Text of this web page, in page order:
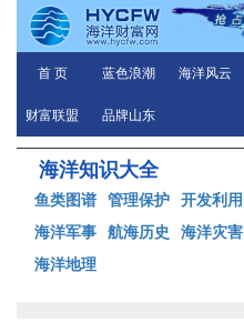
首 页 蓝色浪潮 海洋风云
财富联盟 品牌山东
海洋知识大全
鱼类图谱 管理保护 开发利用
海洋军事 航海历史 海洋灾害
海洋地理